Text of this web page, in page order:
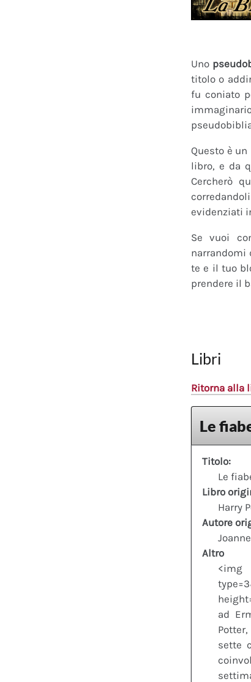
Uno
titolo o
fu coniato
Questo è
libro, e da
Cercherò
evidenziati
Se vuoi
narrandomi
te e il tuo
prendere il
Libri
Ritorna alla
Le
Titolo:
Le
Libro
Harry
Autore
Altro
<img
ad
sette